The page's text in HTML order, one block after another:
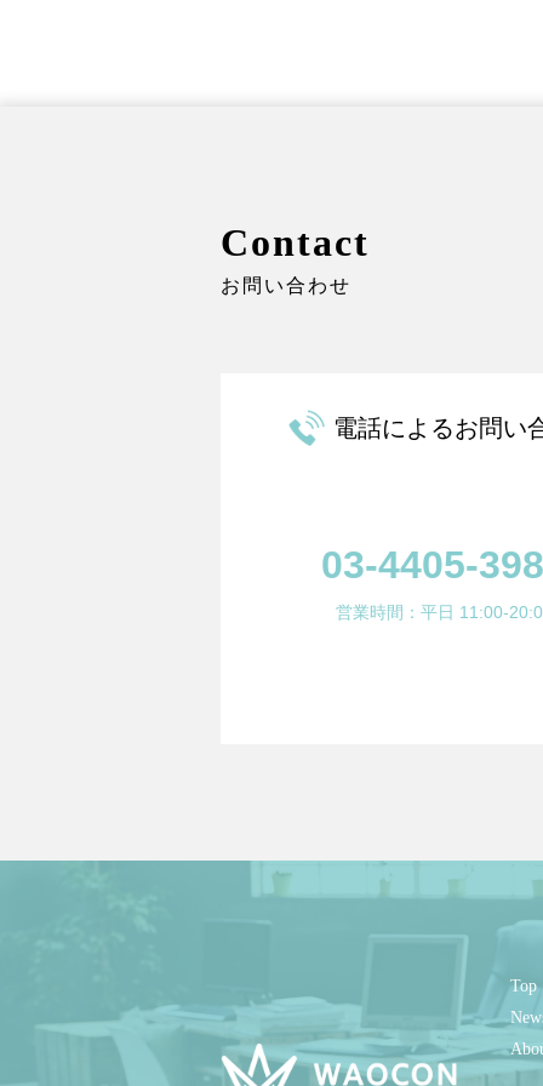
Contact
お問い合わせ
電話によるお問い
03-4405-
営業時間：平日 11:00-
Top